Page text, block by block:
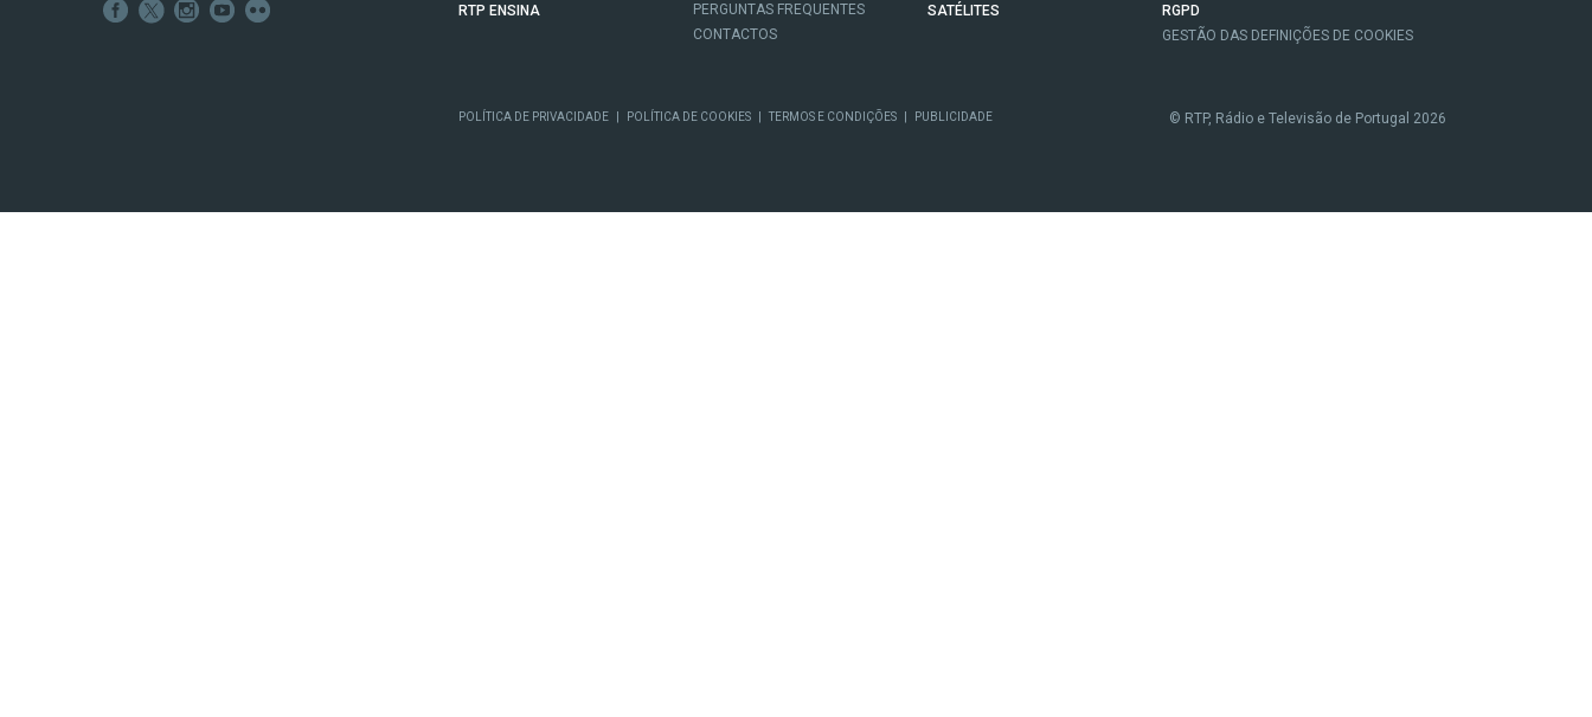
RTP ENSINA
PERGUNTAS FREQUENTES
CONTACTOS
SATÉLITES
RGPD
GESTÃO DAS DEFINIÇÕES DE COOKIES
POLÍTICA DE PRIVACIDADE POLÍTICA DE COOKIES TERMOS E CONDIÇÕES PUBLICIDADE © RTP, Rádio e Televisão de Portugal 2026